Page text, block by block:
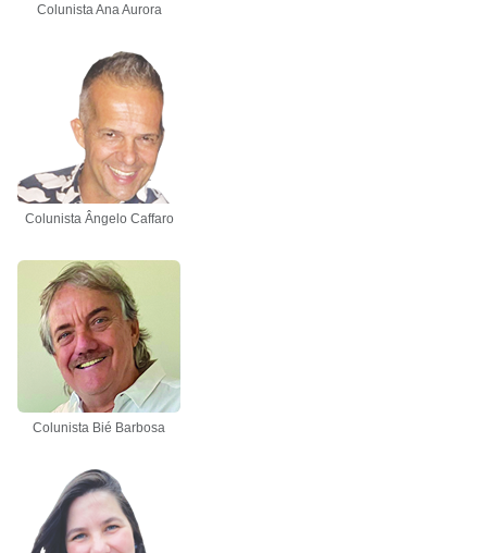
Colunista Ana Aurora
Colunista Ângelo Caffaro
Colunista Bié Barbosa